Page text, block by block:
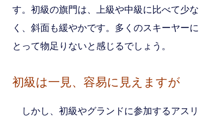
す。初級の旗門は、上級や中級に比べて少な
く、斜面も緩やかです。多くのスキーヤーに
とって物足りないと感じるでしょう。
初級は一見、容易に見えますが
しかし、初級やグランドに参加するアスリ